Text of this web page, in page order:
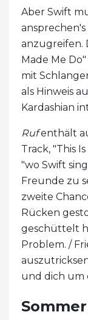
Aber Swift
anzugreifen.
Made Me
mit
als Hinweis
Kardashian
Rufenthält
Track, "This
"wo Swift
Freunde zu
zweite
Rücken
geschüttelt
Problem. /
und dich um